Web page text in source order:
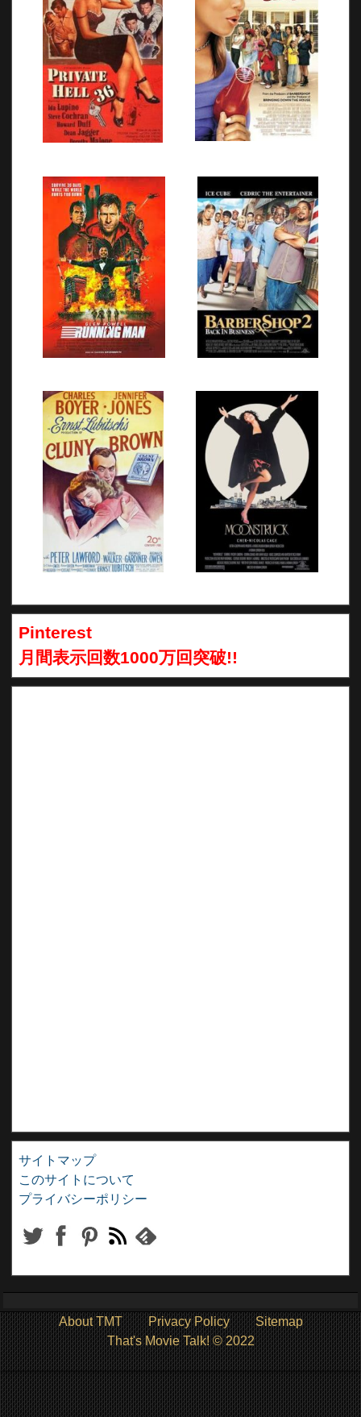
Pinterest
月間表示回数1000万回突破!!
サイトマップ
このサイトについて
プライバシーポリシー
About TMT Privacy Policy
Sitemap
That's Movie Talk! © 2022